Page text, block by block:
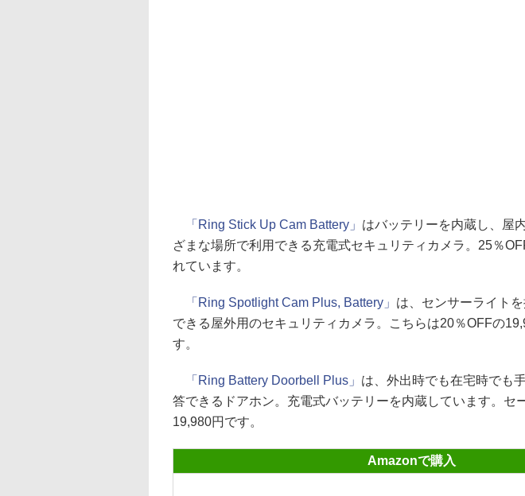
「Ring Stick Up Cam Battery」 はバッテリーを内蔵し、屋
ざまな場所で利用できる充電式セキュリティカメラ。25％
れています。
「Ring Spotlight Cam Plus, Battery」 は、センサーライト
できる屋外用のセキュリティカメラ。こちらは20％OFFの
す。
「Ring Battery Doorbell Plus」 は、外出時でも在宅時でも
答できるドアホン。充電式バッテリーを内蔵しています。セ
19,980円です。
Amazonで購入